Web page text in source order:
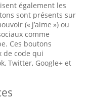
également les
sont présents sur
(« j’aime ») ou
comme
Ces boutons
de code qui
Twitter, Google+ et